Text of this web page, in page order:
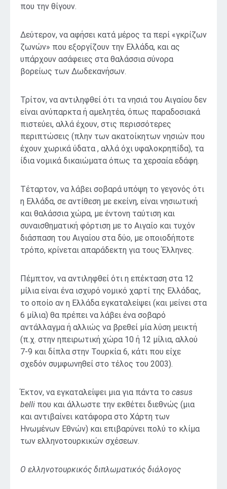
που την θίγουν.
Δεύτερον, να αφήσει κατά μέρος τα περί «γκρίζων
ζωνών» που εξοργίζουν την Ελλάδα, και ας
υπάρχουν ασάφειες στα θαλάσσια σύνορα
βορείως των Δωδεκανήσων.
Τρίτον, να αντιληφθεί ότι τα νησιά του Αιγαίου δεν
είναι ανύπαρκτα ή αμελητέα, όπως παραδοσιακά
πιστεύει, αλλά έχουν, στις περισσότερες
περιπτώσεις (πλην των ακατοίκητων νησιών που
έχουν χωρικά ύδατα , αλλά όχι υφαλοκρηπίδα), τα
ίδια νομικά δικαιώματα όπως τα χερσαία εδάφη.
Τέταρτον, να λάβει σοβαρά υπόψη το γεγονός ότι
η Ελλάδα, σε αντίθεση με εκείνη, είναι νησιωτική
και θαλάσσια χώρα, με έντονη ταύτιση και
συναισθηματική φόρτιση με το Αιγαίο και τυχόν
διάσπαση του Αιγαίου στα δύο, με οποιοδήποτε
τρόπο, κρίνεται απαράδεκτη για τους Έλληνες.
Πέμπτον, να αντιληφθεί ότι η επέκταση στα 12
μίλια είναι ένα ισχυρό νομικό χαρτί της Ελλάδας,
το οποίο αν η Ελλάδα εγκαταλείψει (και μείνει στα
6 μίλια) θα πρέπει να λάβει ένα σοβαρό
αντάλλαγμα ή αλλιώς να βρεθεί μία λύση μεικτή
(π.χ. στην ηπειρωτική χώρα 10 ή 12 μίλια, αλλού
7-9 και δίπλα στην Τουρκία 6, κάτι που είχε
σχεδόν συμφωνηθεί στο τέλος του 2003).
Έκτον, να εγκαταλείψει μια για πάντα το casus
belli που και άλλωστε την εκθέτει διεθνώς (μια
και αντιβαίνει κατάφορα στο Χάρτη των
Ηνωμένων Εθνών) και επιβαρύνει πολύ το κλίμα
των ελληνοτουρκικών σχέσεων.
Ο ελληνοτουρκικός διπλωματικός διάλογος